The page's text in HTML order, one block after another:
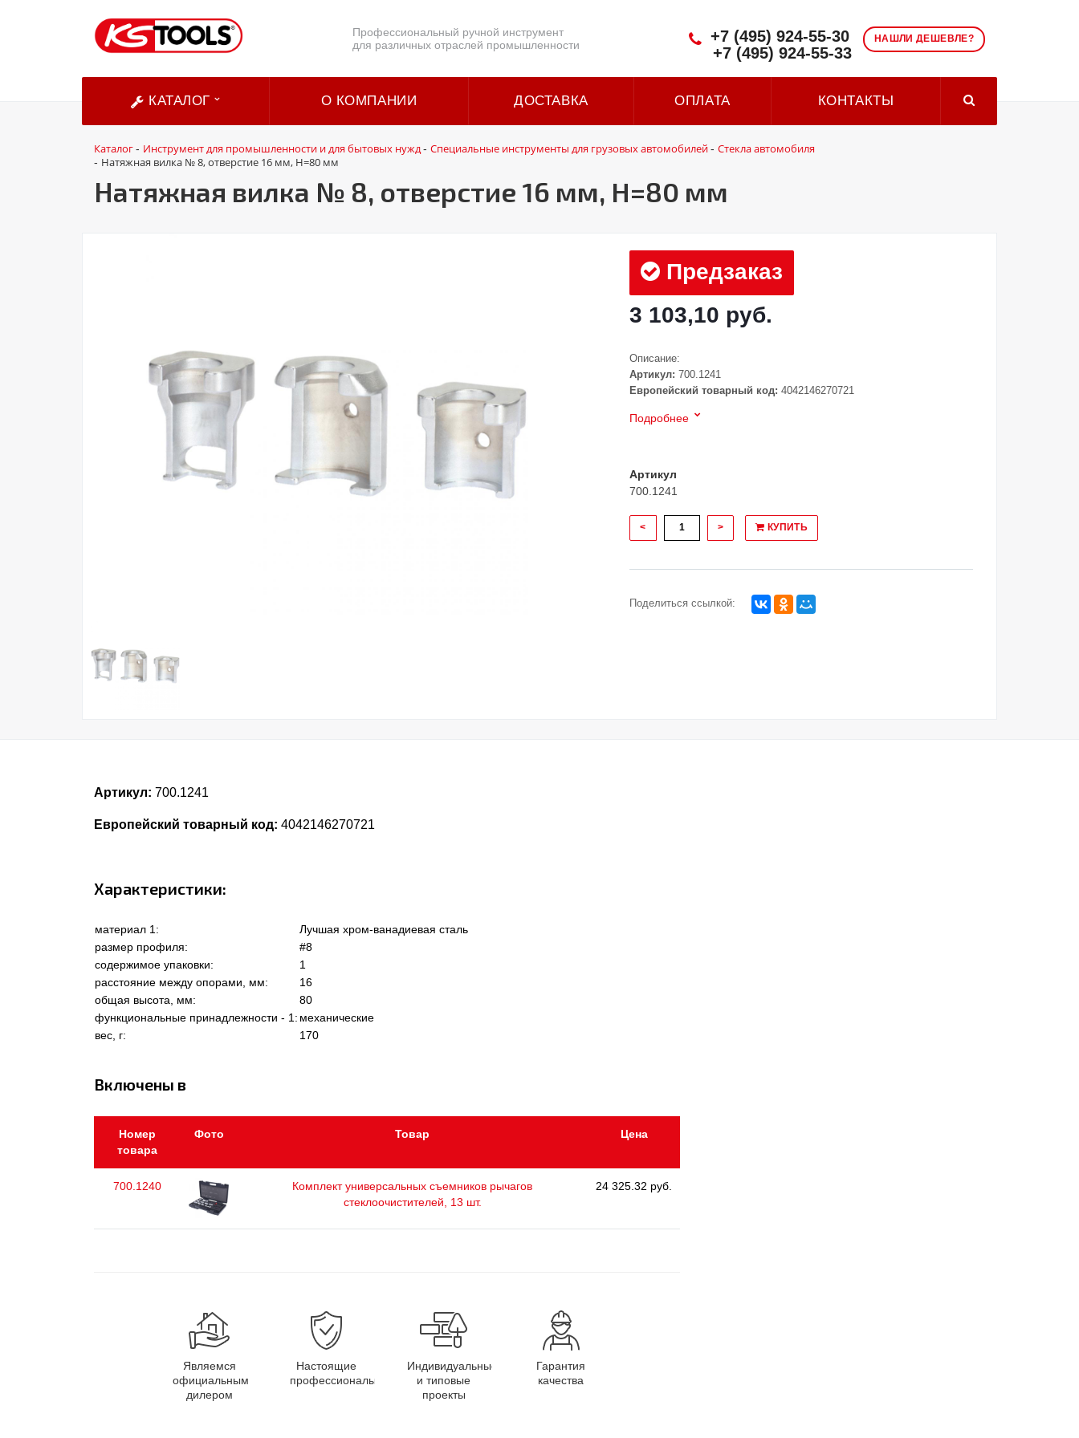
Профессиональный ручной инструмент
для различных отраслей промышленности
НАШЛИ ДЕШЕВЛЕ?
+7 (495) 924-55-30
+7 (495) 924-55-33
КАТАЛОГ О КОМПАНИИ ДОСТАВКА ОПЛАТА КОНТАКТЫ
Каталог- Инструмент для промышленности и для бытовых нужд- Специальные инструменты для грузовых автомобилей- Стекла автомобиля
- Натяжная вилка № 8, отверстие 16 мм, H=80 мм
Натяжная вилка № 8, отверстие 16 мм, H=80 мм
Предзаказ
3 103,10 руб.
Описание:
Артикул: 700.1241
Европейский товарный код: 4042146270721
Подробнее
Артикул
700.1241
< > КУПИТЬ
Поделиться ссылкой:
Артикул: 700.1241
Европейский товарный код: 4042146270721
Характеристики:
материал 1:
Лучшая хром-ванадиевая сталь
размер профиля:
#8
содержимое упаковки:
1
расстояние между опорами, мм:
16
общая высота, мм:
80
функциональные принадлежности - 1: механические
вес, г:
170
Включены в
Номер
товара
Фото Товар Цена
700.1240
Комплект универсальных съемников рычагов
стеклоочистителей, 13 шт.
24 325.32 руб.
Являемся
официальным
дилером
Настоящие
профессионалы
Индивидуальные
и типовые
проекты
Гарантия
качества